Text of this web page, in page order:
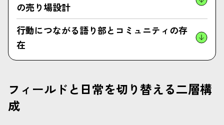
の売り場設計
行動につながる語り部とコミュニティの存
在
フィールドと日常を切り替える二層構
成